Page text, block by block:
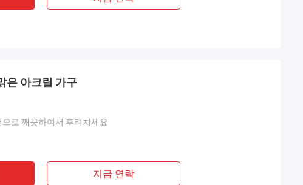
은 아크릴 가구
으로 깨끗하여서 후려치세요
지금 연락